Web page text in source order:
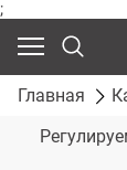
;
Главная